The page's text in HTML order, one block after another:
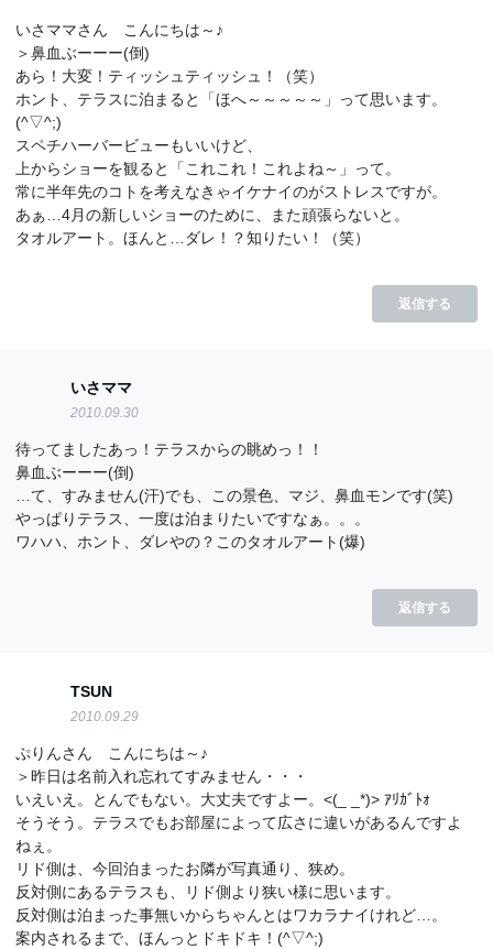
いさママさん こんにちは～♪
＞鼻血ぶーーー(倒)
あら！大変！ティッシュティッシュ！（笑）
ホント、テラスに泊まると「ほへ～～～～～」って思います。
(^▽^;)
スペチハーバービューもいいけど、
上からショーを観ると「これこれ！これよね～」って。
常に半年先のコトを考えなきゃイケナイのがストレスですが。
あぁ…4月の新しいショーのために、また頑張らないと。
タオルアート。ほんと…ダレ！？知りたい！（笑）
返信する
いさママ
2010.09.30
待ってましたあっ！テラスからの眺めっ！！
鼻血ぶーーー(倒)
…て、すみません(汗)でも、この景色、マジ、鼻血モンです(笑)
やっぱりテラス、一度は泊まりたいですなぁ。。。
ワハハ、ホント、ダレやの？このタオルアート(爆)
返信する
TSUN
2010.09.29
ぷりんさん こんにちは～♪
＞昨日は名前入れ忘れてすみません・・・
いえいえ。とんでもない。大丈夫ですよー。<(_ _*)> ｱﾘｶﾞﾄｫ
そうそう。テラスでもお部屋によって広さに違いがあるんですよ
ねぇ。
リド側は、今回泊まったお隣が写真通り、狭め。
反対側にあるテラスも、リド側より狭い様に思います。
反対側は泊まった事無いからちゃんとはワカラナイけれど…。
案内されるまで、ほんっとドキドキ！(^▽^;)